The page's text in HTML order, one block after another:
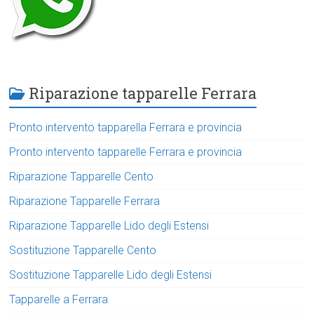
Riparazione tapparelle Ferrara
Pronto intervento tapparella Ferrara e provincia
Pronto intervento tapparelle Ferrara e provincia
Riparazione Tapparelle Cento
Riparazione Tapparelle Ferrara
Riparazione Tapparelle Lido degli Estensi
Sostituzione Tapparelle Cento
Sostituzione Tapparelle Lido degli Estensi
Tapparelle a Ferrara